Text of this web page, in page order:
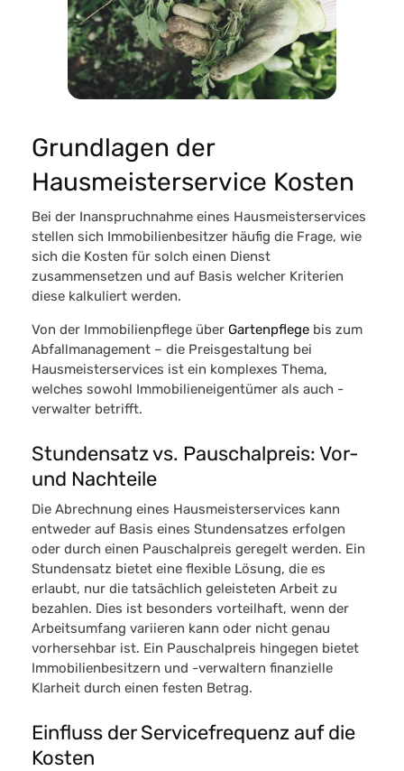
Grundlagen der
Hausmeisterservice Kosten
Bei der Inanspruchnahme eines Hausmeisterservices
stellen sich Immobilienbesitzer häufig die Frage, wie
sich die Kosten für solch einen Dienst
zusammensetzen und auf Basis welcher Kriterien
diese kalkuliert werden.
Von der Immobilienpflege über Gartenpflege bis zum
Abfallmanagement – die Preisgestaltung bei
Hausmeisterservices ist ein komplexes Thema,
welches sowohl Immobilieneigentümer als auch -
verwalter betrifft.
Stundensatz vs. Pauschalpreis: Vor-
und Nachteile
Die Abrechnung eines Hausmeisterservices kann
entweder auf Basis eines Stundensatzes erfolgen
oder durch einen Pauschalpreis geregelt werden. Ein
Stundensatz bietet eine flexible Lösung, die es
erlaubt, nur die tatsächlich geleisteten Arbeit zu
bezahlen. Dies ist besonders vorteilhaft, wenn der
Arbeitsumfang variieren kann oder nicht genau
vorhersehbar ist. Ein Pauschalpreis hingegen bietet
Immobilienbesitzern und -verwaltern finanzielle
Klarheit durch einen festen Betrag.
Einfluss der Servicefrequenz auf die
Kosten